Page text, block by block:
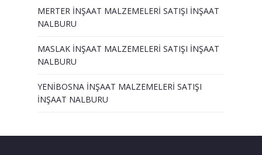
MERTER İNŞAAT MALZEMELERİ SATIŞI İNŞAAT
NALBURU
MASLAK İNŞAAT MALZEMELERİ SATIŞI İNŞAAT
NALBURU
YENİBOSNA İNŞAAT MALZEMELERİ SATIŞI
İNŞAAT NALBURU